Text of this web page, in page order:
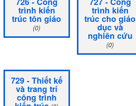
trình kiến
trúc tôn giáo
(0)
trình kiến
trúc cho giáo
dục và
nghiên cứu
(0)
729 - Thiết kế
và trang trí
công trình